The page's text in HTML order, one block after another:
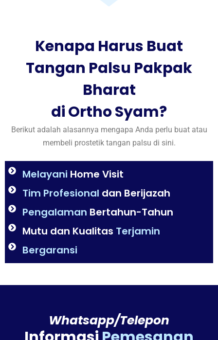
Kenapa Harus Buat
Tangan Palsu Pakpak
Bharat
di Ortho Syam?
Berikut adalah alasannya mengapa Anda perlu buat atau
membeli prostetik tangan palsu di sini.
Melayani Home Visit
Tim Profesional dan Berijazah
Pengalaman Bertahun-Tahun
Mutu dan Kualitas Terjamin
Bergaransi
Whatsapp/Telepon